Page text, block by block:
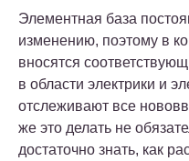
Элементная база
изменению, поэтому в
вносятся
в области электрики и
отслеживают все
же это делать не
достаточно знать, как